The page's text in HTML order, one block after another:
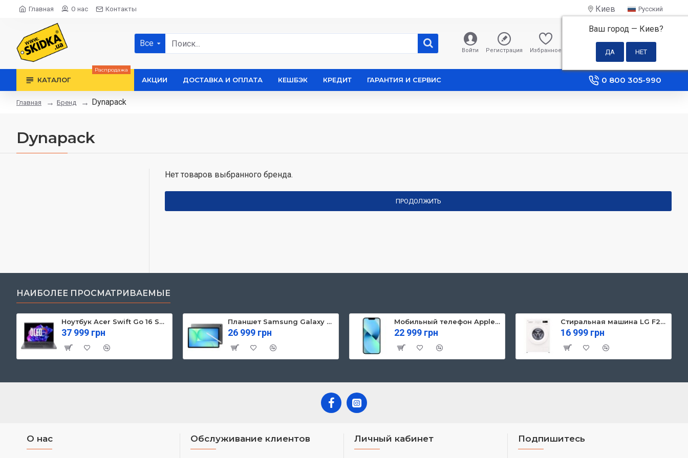
Главная О нас Контакты Киев
Ваш город — Киев?
Русский
Все
Войти Регистрация Избранное
0 грн
КАТАЛОГ
Распродажа
АКЦИИ ДОСТАВКА И ОПЛАТА КЕШБЭК КРЕДИТ ГАРАНТИЯ И СЕРВИС 0 800 305-990
Главная Бренд Dynapack
Dynapack
Нет товаров выбранного бренда.
ПРОДОЛЖИТЬ
НАИБОЛЕЕ ПРОСМАТРИВАЕМЫЕ
Ноутбук Acer Swift Go 16 SFG16-71 (NX.KVZEU.003)
37 999 грн
Планшет Samsung Galaxy Tab S10 FE 5G 8/128GB Gray (SM-X526BZAREUC)
26 999 грн
Мобильный телефон Apple iPhone 13 128GB Starlight (MLPG3)
22 999 грн
Стиральная машина LG F2Y1NS3W
16 999 грн
О нас Обслуживание клиентов Личный кабинет Подпишитесь